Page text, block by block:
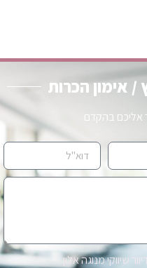
/ אימון הכרות
אליכם בהקדם
שיווקי מנוגה אלון